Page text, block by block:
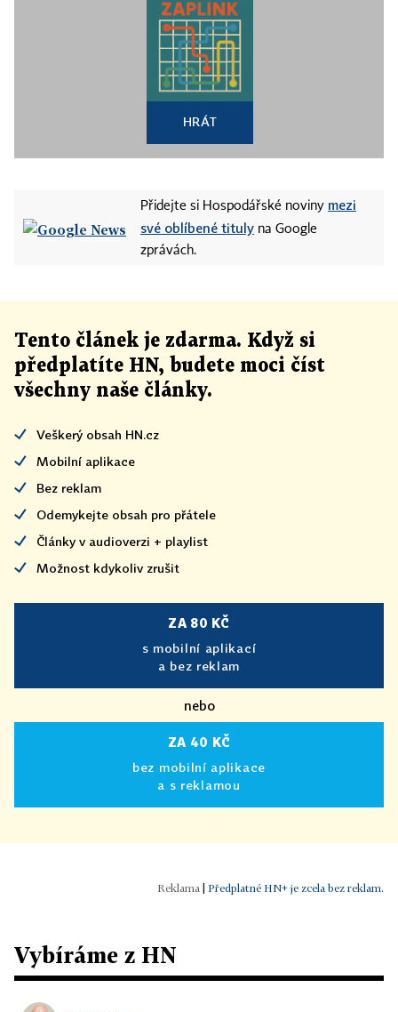
HRÁT
Přidejte si Hospodářské noviny mezi
své oblíbené tituly na Google
zprávách.
Tento článek je zdarma. Když si
předplatíte HN, budete moci číst
všechny naše články.
Veškerý obsah HN.cz
Mobilní aplikace
Bez reklam
Odemykejte obsah pro přátele
Články v audioverzi + playlist
Možnost kdykoliv zrušit
ZA 80 KČ
s mobilní aplikací
a bez reklam
nebo
ZA 40 KČ
bez mobilní aplikace
a s reklamou
Předplatné HN+ je zcela bez reklam.
Vybíráme z HN